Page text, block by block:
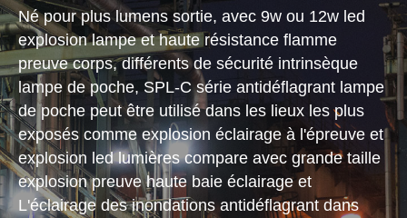
Né pour plus lumens sortie, avec 9w ou 12w led
explosion lampe et haute résistance flamme
preuve corps, différents de sécurité intrinsèque
lampe de poche, SPL-C série antidéflagrant lampe
de poche peut être utilisé dans les lieux les plus
exposés comme explosion éclairage à l'épreuve et
explosion led lumières compare avec grande taille
explosion preuve haute baie éclairage et
L'éclairage des inondations antidéflagrant dans